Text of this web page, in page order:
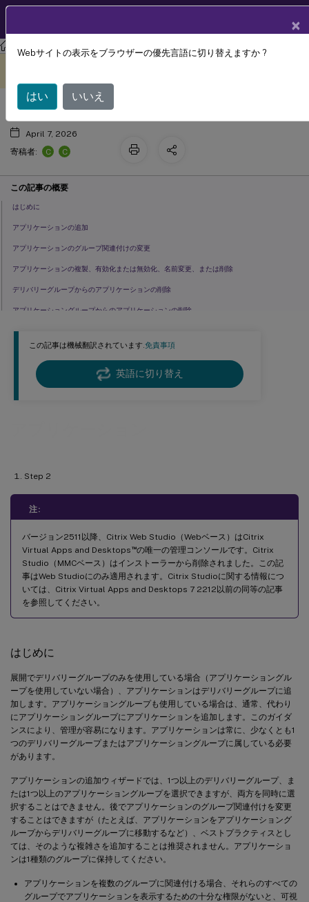
Citrix Virtual Apps and Desktops7 2511
この記事は機械翻訳されています.免責事項
英語に切り替え
Step 2
注:
バージョン2511以降、Citrix Web Studio（Webベース）はCitrix
Virtual Apps and Desktops ™の唯一の管理コンソールです。Citrix
Studio（MMCベース）はインストーラーから削除されました。この記
事はWeb Studioにのみ適用されます。Citrix Studioに関する情報につ
いては、Citrix Virtual Apps and Desktops 7 2212以前の同等の記事
を参照してください。
はじめに
展開でデリバリーグループのみを使用している場合（アプリケーショングル
ープを使用していない場合）、アプリケーションはデリバリーグループに追
加します。アプリケーショングループも使用している場合は、通常、代わり
にアプリケーショングループにアプリケーションを追加します。このガイダ
ンスにより、管理が容易になります。アプリケーションは常に、少なくとも1
つのデリバリーグループまたはアプリケーショングループに属している必要
があります。
アプリケーションの追加ウィザードでは、1つ以上のデリバリーグループ、ま
たは1つ以上のアプリケーショングループを選択できますが、両方を同時に選
択することはできません。後でアプリケーションのグループ関連付けを変更
することはできますが（たとえば、アプリケーションをアプリケーショング
ループからデリバリーグループに移動するなど）、ベストプラクティスとし
ては、そのような複雑さを追加することは推奨されません。アプリケーショ
ンは1種類のグループに保持してください。
アプリケーションを複数のグループに関連付ける場合、それらのすべての
グループでアプリケーションを表示するための十分な権限がないと、可視
アプリケーション
April 7, 2026
寄稿者:
C C
この記事の概要
はじめに
アプリケーションの追加
アプリケーションのグループ関連付けの変更
アプリケーションの複製、有効化または無効化、名前変更、または削除
デリバリーグループからのアプリケーションの削除
アプリケーショングループからのアプリケーションの削除
アプリケーションプロパティの変更
アプリケーション制限の構成
公開アプリケーションにパラメーターを渡す
×
Webサイトの表示をブラウザーの優先言語に切り替えますか ?
はい いいえ